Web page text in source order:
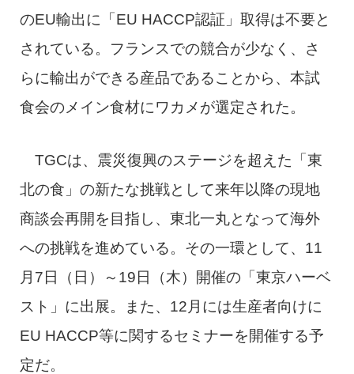
のEU輸出に「EU HACCP認証」取得は不要と
されている。フランスでの競合が少なく、さ
らに輸出ができる産品であることから、本試
食会のメイン食材にワカメが選定された。
TGCは、震災復興のステージを超えた「東
北の食」の新たな挑戦として来年以降の現地
商談会再開を目指し、東北一丸となって海外
への挑戦を進めている。その一環として、11
月7日（日）～19日（木）開催の「東京ハーベ
スト」に出展。また、12月には生産者向けに
EU HACCP等に関するセミナーを開催する予
定だ。